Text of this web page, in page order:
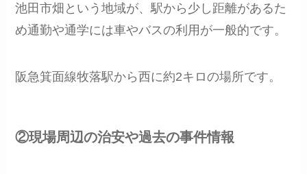
池田市畑という地域が、駅から少し距離があるた
め通勤や通学には車やバスの利用が一般的です。
阪急箕面線牧落駅から西に約2キロの場所です。
②現場周辺の治安や過去の事件情報